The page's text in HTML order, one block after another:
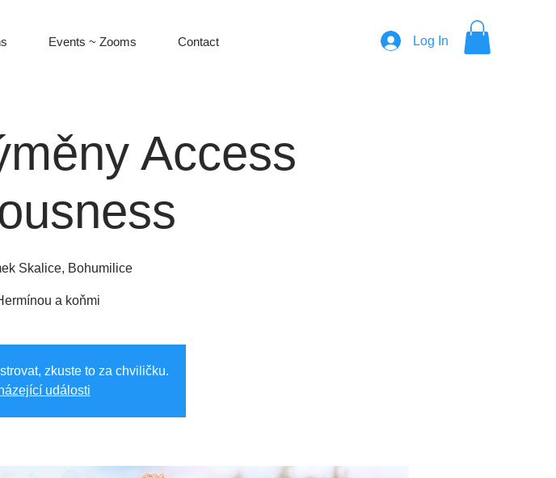
Log In
Events ~ Zooms Contact
Access
Skalice, Bohumilice
a koňmi
zkuste to za chviličku.
události